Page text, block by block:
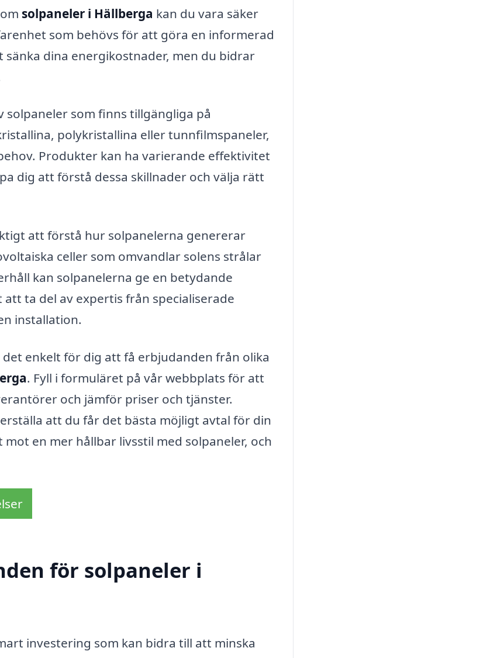
solpaneler i Hällberga kan du vara säker
som behövs för att göra en informerad
dina energikostnader, men du bidrar
solpaneler som finns tillgängliga på
polykristallina eller tunnfilmspaneler,
Produkter kan ha varierande effektivitet
dig att förstå dessa skillnader och välja rätt
att förstå hur solpanelerna genererar
celler som omvandlar solens strålar
kan solpanelerna ge en betydande
ta del av expertis från specialiserade
installation.
enkelt för dig att få erbjudanden från olika
. Fyll i formuläret på vår webbplats för att
och jämför priser och tjänster.
att du får det bästa möjligt avtal för din
en mer hållbar livsstil med solpaneler, och
för solpaneler i
investering som kan bidra till att minska